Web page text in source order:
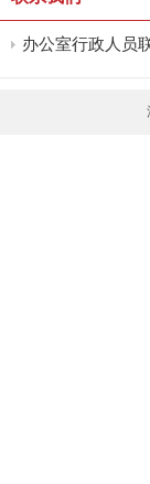
办公室行政人员